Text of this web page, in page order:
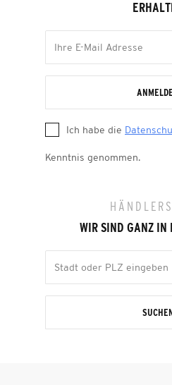
Ich habe die
Kenntnis genommen.
WIR SIND GANZ IN